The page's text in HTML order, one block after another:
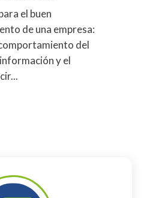
el buen
de una empresa:
del
y el